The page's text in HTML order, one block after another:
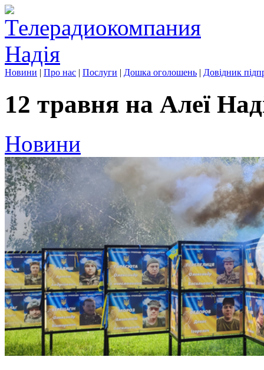
Новини | Про нас | Послуги | Дошка оголошень | Довідник
12 травня на Алеї
Новини